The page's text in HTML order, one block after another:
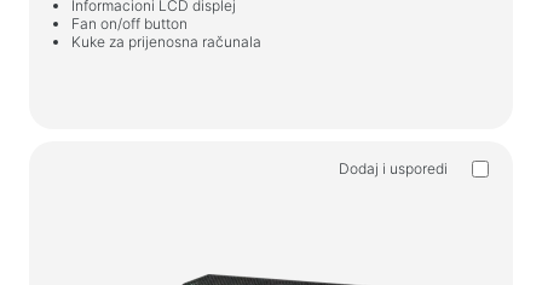
Informacioni LCD displej
Fan on/off button
Kuke za prijenosna računala
Dodaj i usporedi